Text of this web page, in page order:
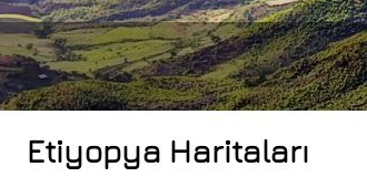
Etiyopya Haritaları